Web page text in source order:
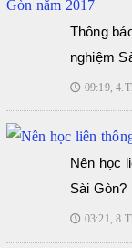
Thông
nghiệm
🕔 09:19,
Nên học
Sài Gòn?
🕔 03:21,